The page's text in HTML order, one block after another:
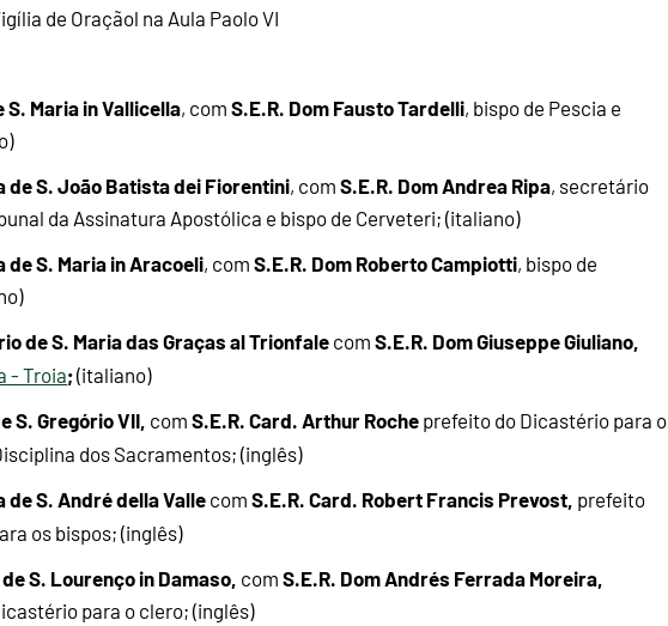
de Oraçãol na Aula Paolo VI
S. Maria in Vallicella, comS.E.R. Dom Fausto Tardelli, bispo de Pescia e
de S. João Batista dei Fiorentini, comS.E.R. Dom Andrea Ripa, secretário
da Assinatura Apostólica e bispo de Cerveteri; (italiano)
de S. Maria in Aracoeli, comS.E.R. Dom Roberto Campiotti, bispo de
de S. Maria das Graças al TrionfalecomS.E.R. Dom Giuseppe Giuliano,
- Troia;(italiano)
S. Gregório VII, comS.E.R. Card. Arthur Rocheprefeito do Dicastério para o
dos Sacramentos; (inglês)
de S. André della VallecomS.E.R. Card. Robert Francis Prevost, prefeito
os bispos; (inglês)
S. Lourenço in Damaso, comS.E.R. Dom Andrés Ferrada Moreira,
para o clero; (inglês)